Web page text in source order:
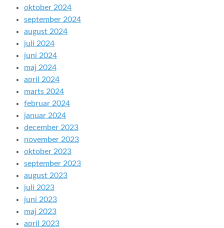
oktober 2024
september 2024
august 2024
juli 2024
juni 2024
maj 2024
april 2024
marts 2024
februar 2024
januar 2024
december 2023
november 2023
oktober 2023
september 2023
august 2023
juli 2023
juni 2023
maj 2023
april 2023